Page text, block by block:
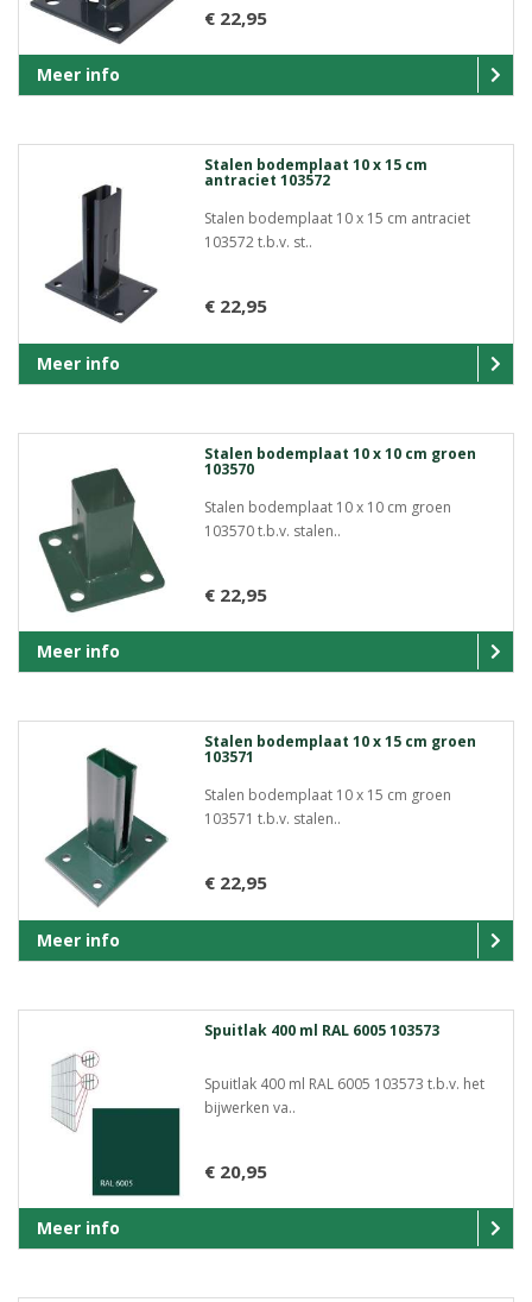
€ 22,95
Meer info
Stalen bodemplaat 10 x 15 cm
antraciet 103572
Stalen bodemplaat 10 x 15 cm antraciet
103572 t.b.v. st..
€ 22,95
Meer info
Stalen bodemplaat 10 x 10 cm groen
103570
Stalen bodemplaat 10 x 10 cm groen
103570 t.b.v. stalen..
€ 22,95
Meer info
Stalen bodemplaat 10 x 15 cm groen
103571
Stalen bodemplaat 10 x 15 cm groen
103571 t.b.v. stalen..
€ 22,95
Meer info
Spuitlak 400 ml RAL 6005 103573
Spuitlak 400 ml RAL 6005 103573 t.b.v. het
bijwerken va..
€ 20,95
Meer info